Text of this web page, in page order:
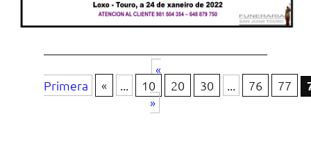
«
Primera
« ... 10 20 30 ... 76 77
»